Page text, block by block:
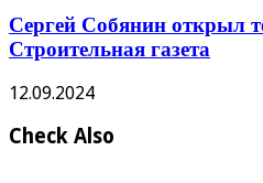
Сергей Собянин открыл
Строительная газета
12.09.2024
Check Also